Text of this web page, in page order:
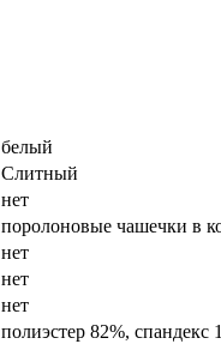
белый
Слитный
нет
поролоновые чашечки в
нет
нет
нет
полиэстер 82%, спандекс